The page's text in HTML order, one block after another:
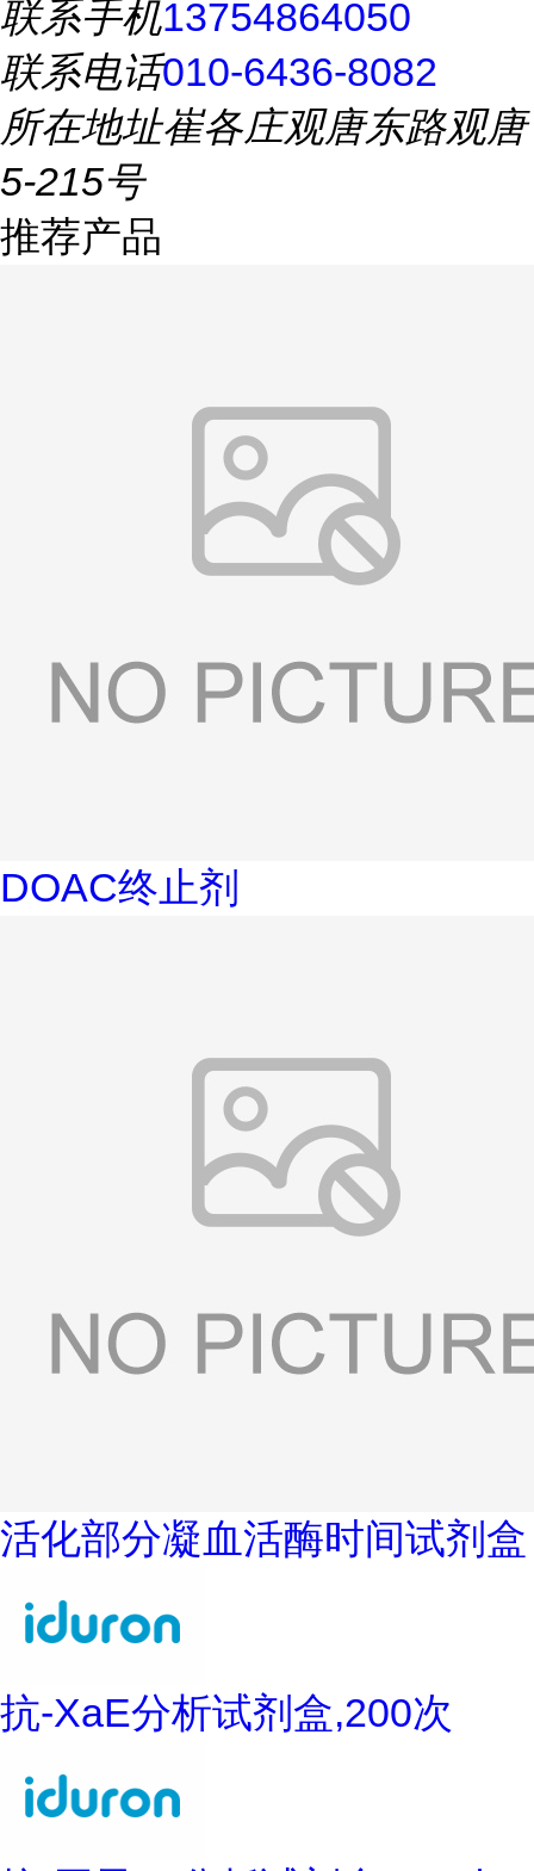
联系手机13754864050
联系电话010-6436-8082
所在地址崔各庄观唐东路观唐
5-215号
推荐产品
DOAC终止剂
活化部分凝血活酶时间试剂盒
抗-XaE分析试剂盒,200次